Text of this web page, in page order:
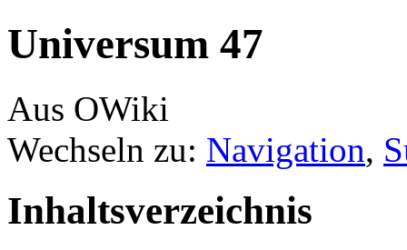
Universum 47
Aus OWiki
Wechseln zu: Navigation,
Inhaltsverzeichnis